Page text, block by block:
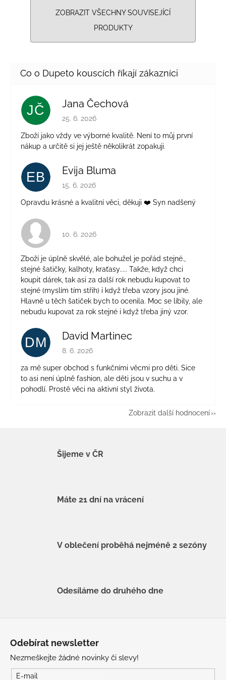
ZOBRAZIT VŠECHNY SOUVISEJÍCÍ
PRODUKTY
JČ Jana Čechová
Hodnocení obchodu je 5 z 5 hvězdiček.
25. 6. 2026
Zboží jako vždy ve výborné kvalitě. Není to můj první
nákup a určitě si jej ještě několikrát zopakuji.
EB Evija Bluma
Hodnocení obchodu je 5 z 5 hvězdiček.
15. 6. 2026
Opravdu krásné a kvalitní věci, děkuji ❤️ Syn nadšený
Hodnocení obchodu je 4 z 5 hvězdiček.
10. 6. 2026
Zboží je úplně skvělé, ale bohužel je pořád stejné.,
stejné šatičky, kalhoty, kraťasy..... Takže, když chci
koupit dárek, tak asi za další rok nebudu kupovat to
stejné (myslím tím střih) i když třeba vzory jsou jiné.
Hlavně u těch šatiček bych to ocenila. Moc se líbily, ale
nebudu kupovat za rok stejné i když třeba jiný vzor.
DM David Martinec
Hodnocení obchodu je 5 z 5 hvězdiček.
8. 6. 2026
za mě super obchod s funkčními věcmi pro děti. Sice
to asi není úplně fashion, ale děti jsou v suchu a v
pohodlí. Prostě věci na aktivní styl života.
Zobrazit další hodnocení
Šijeme v ČR
Máte 21 dní na vrácení
V oblečení proběhá nejméně 2 sezóny
Odesíláme do druhého dne
Odebírat newsletter
Nezmeškejte žádné novinky či slevy!
E-mail